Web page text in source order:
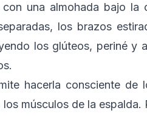
con una almohada bajo
los brazos
los glúteos, periné y
hacerla consciente
músculos de la